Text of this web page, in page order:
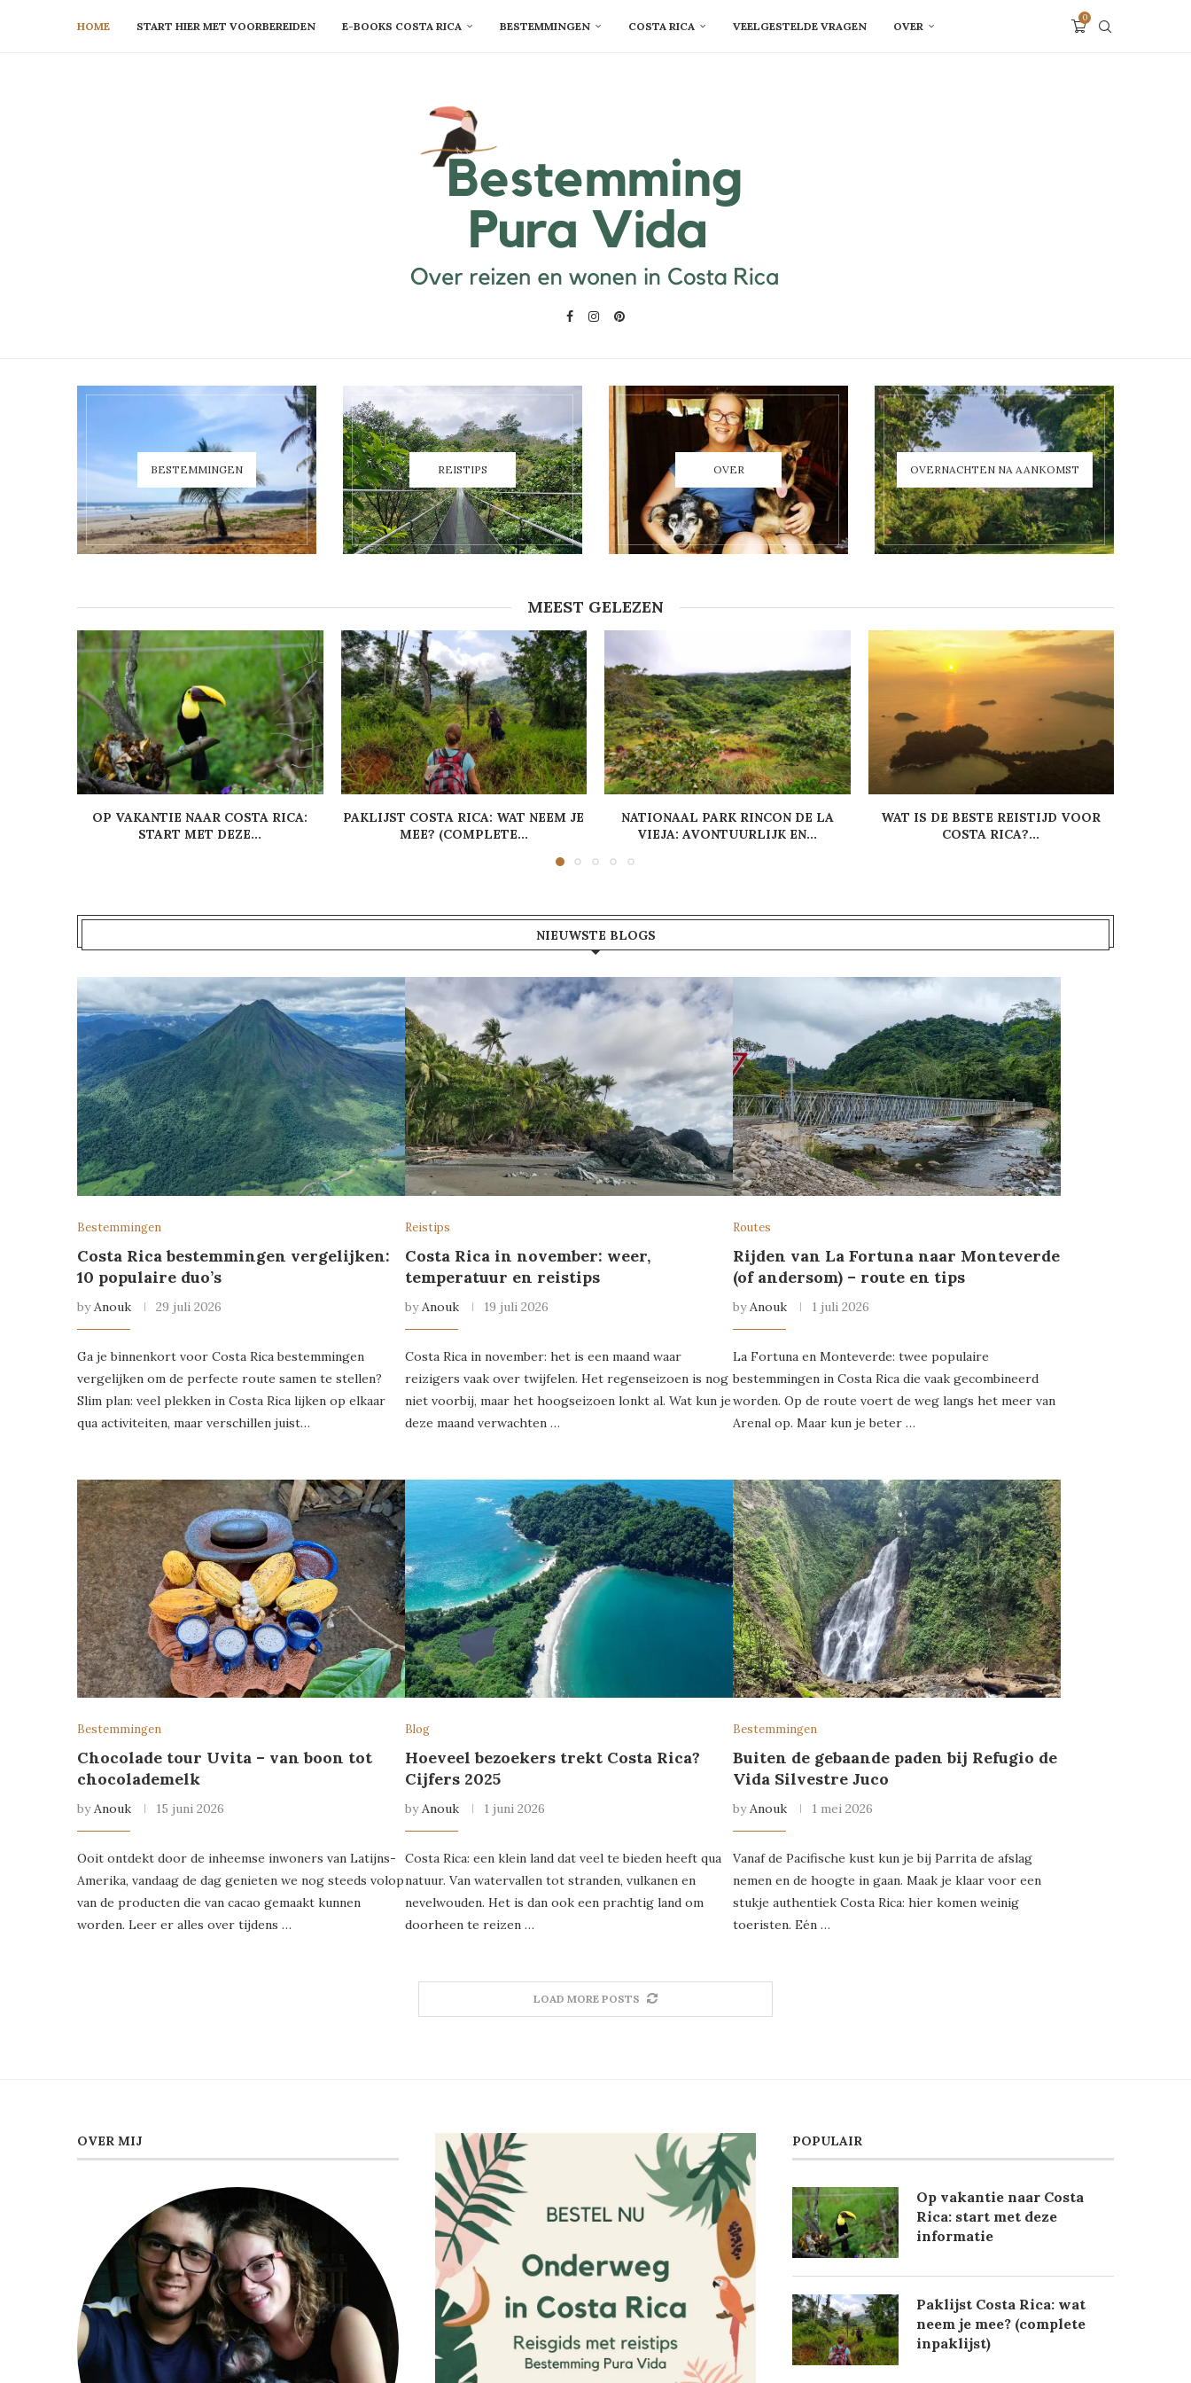
HOME START HIER MET VOORBEREIDEN E-BOOKS COSTA RICA BESTEMMINGEN COSTA RICA VEELGESTELDE VRAGEN OVER
0
BESTEMMINGEN REISTIPS OVER OVERNACHTEN NA AANKOMST
MEEST GELEZEN
OP VAKANTIE NAAR COSTA RICA:
START MET DEZE...
PAKLIJST COSTA RICA: WAT NEEM JE
MEE? (COMPLETE...
NATIONAAL PARK RINCON DE LA
VIEJA: AVONTUURLIJK EN...
WAT IS DE BESTE REISTIJD VOOR
COSTA RICA?...
NIEUWSTE BLOGS
Bestemmingen
Costa Rica bestemmingen vergelijken:
10 populaire duo’s
byAnouk 29 juli 2026
Ga je binnenkort voor Costa Rica bestemmingen
vergelijken om de perfecte route samen te stellen?
Slim plan: veel plekken in Costa Rica lijken op elkaar
qua activiteiten, maar verschillen juist…
Reistips
Costa Rica in november: weer,
temperatuur en reistips
byAnouk 19 juli 2026
Costa Rica in november: het is een maand waar
reizigers vaak over twijfelen. Het regenseizoen is nog
niet voorbij, maar het hoogseizoen lonkt al. Wat kun je
deze maand verwachten …
Routes
Rijden van La Fortuna naar Monteverde
(of andersom) – route en tips
byAnouk 1 juli 2026
La Fortuna en Monteverde: twee populaire
bestemmingen in Costa Rica die vaak gecombineerd
worden. Op de route voert de weg langs het meer van
Arenal op. Maar kun je beter …
Bestemmingen
Chocolade tour Uvita – van boon tot
chocolademelk
byAnouk 15 juni 2026
Ooit ontdekt door de inheemse inwoners van Latijns-
Amerika, vandaag de dag genieten we nog steeds volop
van de producten die van cacao gemaakt kunnen
worden. Leer er alles over tijdens …
Blog
Hoeveel bezoekers trekt Costa Rica?
Cijfers 2025
byAnouk 1 juni 2026
Costa Rica: een klein land dat veel te bieden heeft qua
natuur. Van watervallen tot stranden, vulkanen en
nevelwouden. Het is dan ook een prachtig land om
doorheen te reizen …
Bestemmingen
Buiten de gebaande paden bij Refugio de
Vida Silvestre Juco
byAnouk 1 mei 2026
Vanaf de Pacifische kust kun je bij Parrita de afslag
nemen en de hoogte in gaan. Maak je klaar voor een
stukje authentiek Costa Rica: hier komen weinig
toeristen. Eén …
LOAD MORE POSTS
OVER MIJ POPULAIR
Op vakantie naar Costa
Rica: start met deze
informatie
Paklijst Costa Rica: wat
neem je mee? (complete
inpaklijst)